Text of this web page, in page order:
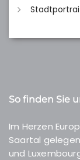
So finden Sie
Im Herzen
Saartal
und